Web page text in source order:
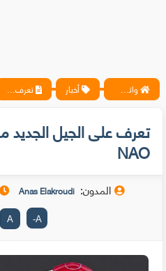
واتس آب ، فيسبوك ، أنترنت ، شروحات تقنية حصرية - المحترف أخبار تعرف على الجيل الجديد من روبوتات robot NAO
NAO
المدون: Anas Elakroudi
A
-
A